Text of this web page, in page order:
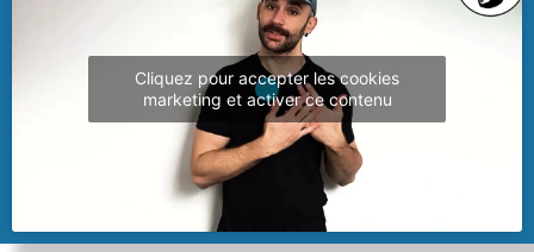
Cliquez pour accepter les cookies
marketing et activer ce contenu